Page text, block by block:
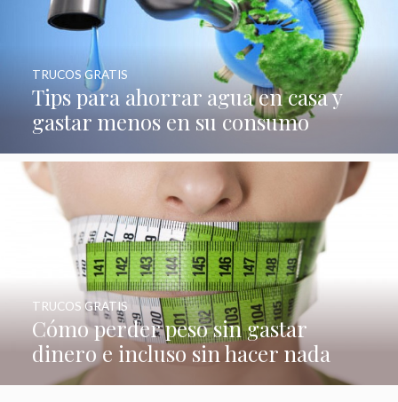
Tips para ahorrar agua en casa y
gastar menos en su consumo
TRUCOS GRATIS
Cómo perder peso sin gastar
dinero e incluso sin hacer nada
TRUCOS GRATIS